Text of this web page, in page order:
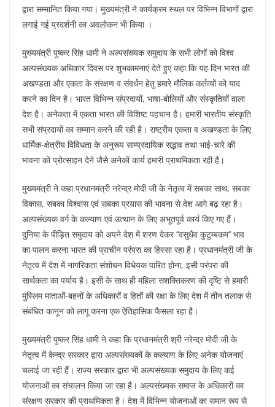
द्वारा सम्मानित किया गया। मुख्यमंत्री ने कार्यक्रम स्थल पर विभिन्न विभागों द्वारा
लगाई गई प्रदर्शनी का अवलोकन भी किया ।
मुख्यमंत्री पुष्कर सिंह धामी ने अल्पसंख्यक समुदाय के सभी लोगों को विश्व
अल्पसंख्यक अधिकार दिवस पर शुभकामनाएं देते हुए कहा कि यह दिन भारत की
अखण्डता और एकता के संरक्षण व संवर्धन हेतु हमारे मौलिक कर्तव्यों को याद
करने का दिन है। भारत विभिन्न संप्रदायों, भाषा-बोलियों और संस्कृतियों वाला
देश है। अनेकता में एकता भारत की विशिष्ट पहचान है। हमारी भारतीय संस्कृति
सभी संप्रदायों का सम्मान करने की रही है। राष्ट्रीय एकता व अखण्डता के लिए
धार्मिक-क्षेत्रीय विविधता के अनुरूप साम्प्रदायिक सद्भाव तथा भाई-चारे की
भावना को प्रोत्साहन देने जैसे अनेकों कार्य हमारी प्राथमिकता रही है।
मुख्यमंत्री ने कहा प्रधानमंत्री नरेन्द्र मोदी जी के नेतृत्व में सबका साथ, सबका
विकास, सबका विश्वास एवं सबका प्रयास की भावना से देश आगे बढ़ रहा है।
अल्पसंख्यक वर्ग के कल्याण एवं उत्थान के लिए अभूतपूर्व कार्य किए गए हैं।
दुनिया के पीड़ित समुदाय को अपने देश में शरण देकर ’’वसुधैव कुटुम्बकम’’ भाव
का पालन करना भारत की प्राचीन परंपरा का हिस्सा रहा है। प्रधानमंत्री जी के
नेतृत्व में देश में नागरिकता संशोधन विधेयक पारित होना, इसी परंपरा की
सार्थकता का पर्याय है। इसी के साथ ही महिला सशक्तिकरण की दृष्टि से हमारी
मुस्लिम माताओं-बहनों के अधिकारों व हितों की रक्षा के लिए देश में तीन तलाक से
संबंधित कानून को लागू करना एक ऐतिहासिक फैसला रहा है।
मुख्यमंत्री पुष्कर सिंह धामी ने कहा कि प्रधानमंत्री श्री नरेन्द्र मोदी जी के
नेतृत्व में केन्द्र सरकार द्वारा अल्पसंख्यकों के कल्याण के लिए अनेक योजनाएं
चलाई जा रही हैं। राज्य सरकार द्वारा भी अल्पसंख्यक समुदाय के लिए कई
योजनाओं का संचालन किया जा रहा है। अल्पसंख्यक समाज के अधिकारों का
संरक्षण सरकार की प्राथमिकता है। देश में विभिन्न योजनाओं का समान रूप से